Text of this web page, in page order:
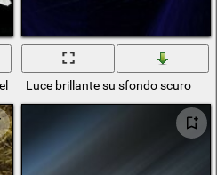
cieloLuce brillante su sfondo scuro